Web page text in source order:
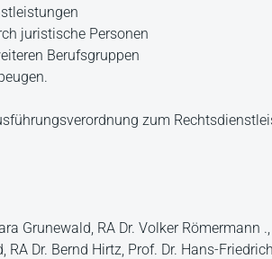
juristische Personen
Berufsgruppen
zum
Grunewald, RA Dr. Volker Römermann
RA Dr. Bernd Hirtz, Prof. Dr. Hans-